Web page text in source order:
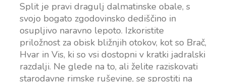
Split je pravi dragulj dalmatinske obale, s
svojo bogato zgodovinsko dediščino in
osupljivo naravno lepoto. Izkoristite
priložnost za obisk bližnjih otokov, kot so Brač,
Hvar in Vis, ki so vsi dostopni v kratki jadralski
razdalji. Ne glede na to, ali želite raziskovati
starodavne rimske ruševine, se sprostiti na